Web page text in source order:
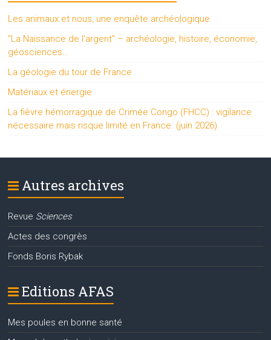
Les animaux et nous, une enquête archéologique
“La Naissance de l’argent” – archéologie, histoire, économie,
géosciences…
La géologie du tour de France
Matériaux et énergie
La fièvre hémorragique de Crimée Congo (FHCC) : vigilance
nécessaire mais risque limité en France. (juin 2026)
Autres archives
Revue Sciences
Actes des congrès
Fonds Boris Rybak
Editions AFAS
Mes poules en bonne santé